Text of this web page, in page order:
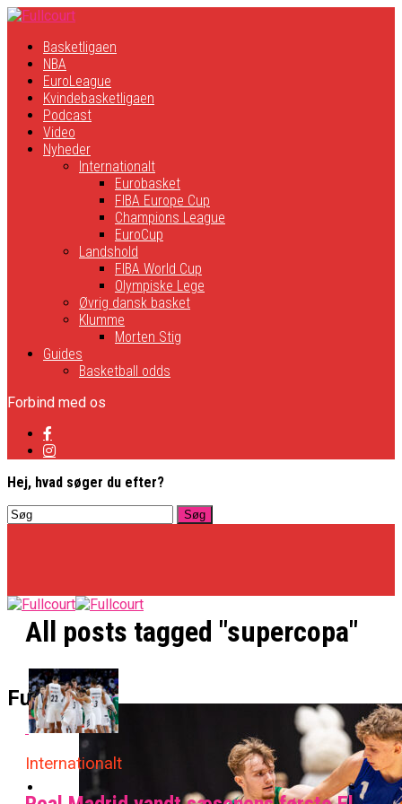
Basketligaen
NBA
EuroLeague
Kvindebasketligaen
Podcast
Video
Nyheder
Internationalt
Eurobasket
FIBA Europe Cup
Champions League
EuroCup
Landshold
FIBA World Cup
Olympiske Lege
Øvrig dansk basket
Klumme
Morten Stig
Guides
Basketball odds
Forbind med os
Hej, hvad søger du efter?
Fullcourt
Basketligaen
All posts tagged "supercopa"
Internationalt